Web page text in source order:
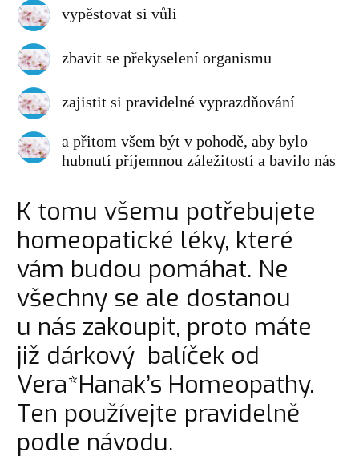
vypěstovat si vůli
zbavit se překyselení organismu
zajistit si pravidelné vyprazdňování
a přitom všem být v pohodě, aby bylo
hubnutí příjemnou záležitostí a bavilo nás
K tomu všemu potřebujete
homeopatické léky, které
vám budou pomáhat. Ne
všechny se ale dostanou
u nás zakoupit, proto máte
již dárkový balíček od
Vera*Hanak’s Homeopathy.
Ten používejte pravidelně
podle návodu.